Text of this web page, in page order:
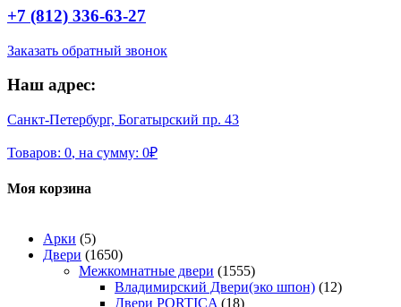
+7 (812) 336-63-27
Заказать обратный звонок
Наш адрес:
Санкт-Петербург, Богатырский пр. 43
Товаров: 0, на сумму: 0₽
Моя корзина
Арки (5)
Двери (1650)
Межкомнатные двери (1555)
Владимирский Двери(эко шпон) (12)
Двери PORTICA (18)